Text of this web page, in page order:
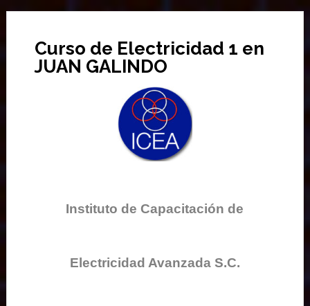
Curso de Electricidad 1 en
JUAN GALINDO
Instituto de Capacitación de
Electricidad Avanzada S.C.